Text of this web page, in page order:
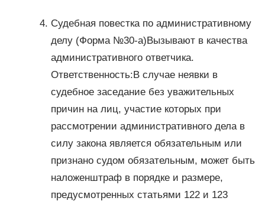
Судебная повестка по административному
делу (Форма №30-а)Вызывают в качества
административного ответчика.
Ответственность:В случае неявки в
судебное заседание без уважительных
причин на лиц, участие которых при
рассмотрении административного дела в
силу закона является обязательным или
признано судом обязательным, может быть
наложенштраф в порядке и размере,
предусмотренных статьями 122 и 123